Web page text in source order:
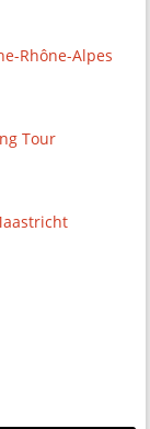
Rhône-Alpes
Tour